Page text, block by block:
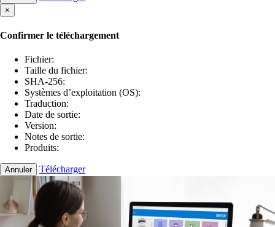
×
Confirmer le téléchargement
Fichier:
Taille du fichier:
SHA-256:
Systèmes d’exploitation (OS):
Traduction:
Date de sortie:
Version:
Notes de sortie:
Produits:
Annuler Télécharger